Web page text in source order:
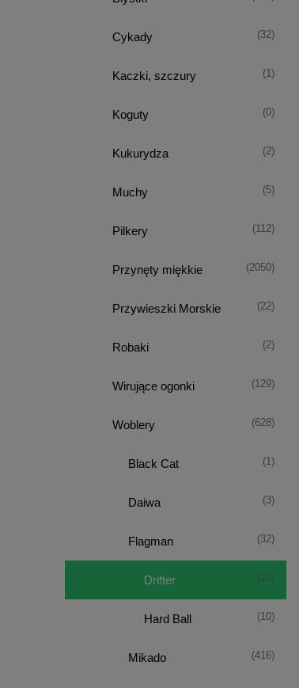
Cykady (32)
Kaczki, szczury (1)
Koguty (0)
Kukurydza (2)
Muchy (5)
Pilkery (112)
Przynęty miękkie (2050)
Przywieszki Morskie (22)
Robaki (2)
Wirujące ogonki (129)
Woblery (628)
Black Cat (1)
Daiwa (3)
Flagman (32)
Drifter (22)
Hard Ball (10)
Mikado (416)